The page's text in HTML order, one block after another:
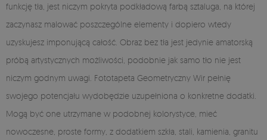
funkcję tła, jest niczym pokryta podkładową farbą sztaluga, na której
zaczynasz malować poszczególne elementy i dopiero wtedy
uzyskujesz imponującą całość. Obraz bez tła jest jedynie amatorską
próbą artystycznych możliwości, podobnie jak samo tło nie jest
niczym godnym uwagi. Fototapeta Geometryczny Wir pełnię
swojego potencjału wydobędzie uzupełniona o konkretne dodatki.
Mogą być one utrzymane w podobnej kolorystyce, mieć
nowoczesne, proste formy, z dodatkiem szkła, stali, kamienia, granitu